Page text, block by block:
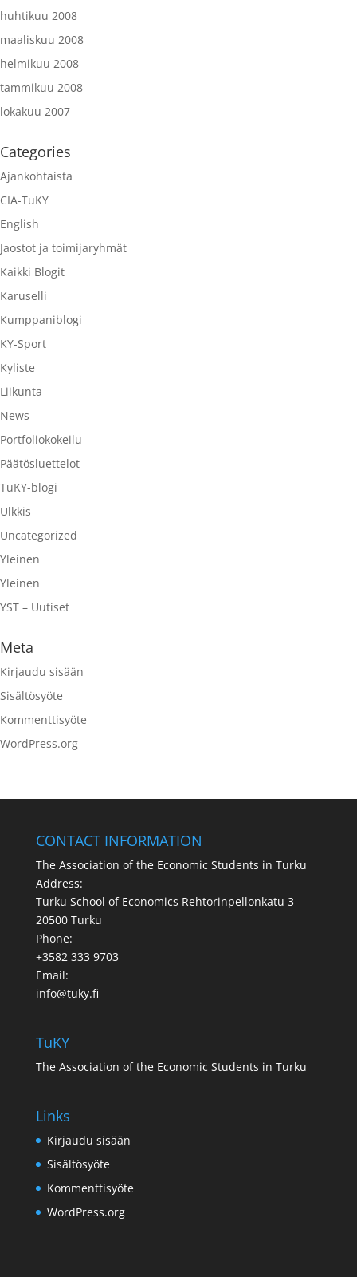
huhtikuu 2008
maaliskuu 2008
helmikuu 2008
tammikuu 2008
lokakuu 2007
Categories
Ajankohtaista
CIA-TuKY
English
Jaostot ja toimijaryhmät
Kaikki Blogit
Karuselli
Kumppaniblogi
KY-Sport
Kyliste
Liikunta
News
Portfoliokokeilu
Päätösluettelot
TuKY-blogi
Ulkkis
Uncategorized
Yleinen
Yleinen
YST – Uutiset
Meta
Kirjaudu sisään
Sisältösyöte
Kommenttisyöte
WordPress.org
CONTACT INFORMATION
The Association of the Economic Students in Turku
Address:
Turku School of Economics Rehtorinpellonkatu 3
20500 Turku
Phone:
+3582 333 9703
Email:
info@tuky.fi
TuKY
The Association of the Economic Students in Turku
Links
Kirjaudu sisään
Sisältösyöte
Kommenttisyöte
WordPress.org